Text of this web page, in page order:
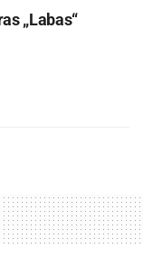
„Labas“